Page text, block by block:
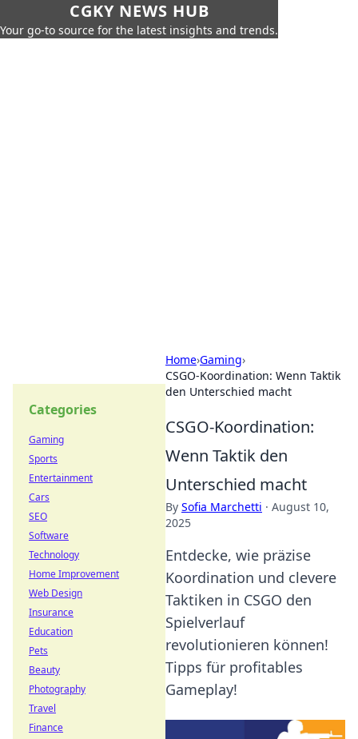
CGKY NEWS HUB
Your go-to source for the latest insights and trends.
Home›Gaming›
CSGO-Koordination: Wenn Taktik
den Unterschied macht
CSGO-Koordination:
Wenn Taktik den
Unterschied macht
By Sofia Marchetti · August 10,
2025
Entdecke, wie präzise
Koordination und clevere
Taktiken in CSGO den
Spielverlauf
revolutionieren können!
Tipps für profitables
Gameplay!
Categories
Gaming
Sports
Entertainment
Cars
SEO
Software
Technology
Home Improvement
Web Design
Insurance
Education
Pets
Beauty
Photography
Travel
Finance